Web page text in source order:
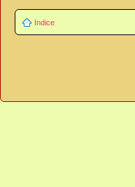
Indice